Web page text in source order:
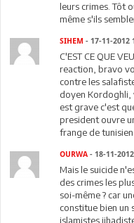
leurs crimes. Tôt
même s'ils
SIHEM - 17-11-2012
C'EST CE QUE
reaction, bravo
contre les
doyen Kordoghli,
est grave c'est
president ouvre
frange de tunisien.
OURWA - 18-11-
Mais le suicide
des crimes les
soi-même ? car
constitue bien un
islamistes